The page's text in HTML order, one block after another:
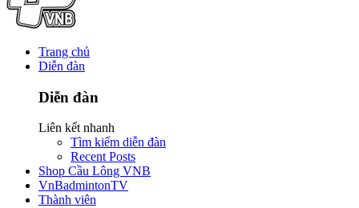
Trang chủ
Diễn đàn
Diễn đàn
Liên kết nhanh
Tìm kiếm diễn đàn
Recent Posts
Shop Cầu Lông VNB
VnBadmintonTV
Thành viên